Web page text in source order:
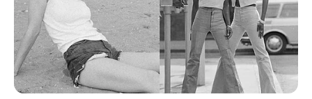
Andrés Beltrán
De igual manera,se restringe el uso de drones en los
alrededores de los dos lugares clave de la agenda
presidencial y se establece la prohibición del porte de
armas de fuego durante toda la jornada. Además, se